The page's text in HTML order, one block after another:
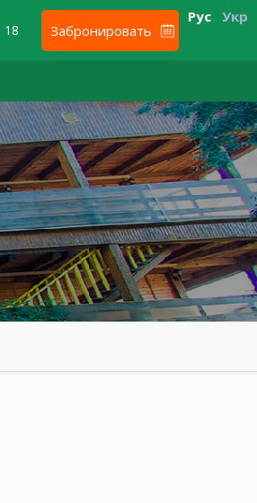
Забронировать
Рус Укр